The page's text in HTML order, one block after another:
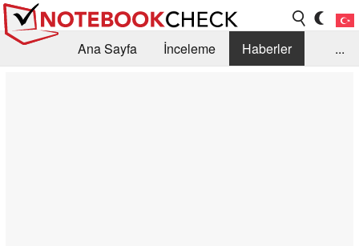
Ana Sayfa İnceleme
Haberler
...